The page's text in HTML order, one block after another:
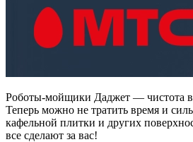
Роботы-мойщики Даджет — чистота в
Теперь можно не тратить время и
кафельной плитки и других
все сделают за вас!